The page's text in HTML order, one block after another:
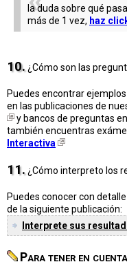
la duda sobre qué
más de 1 vez, haz
10.¿Cómo son las
Puedes encontrar
en las publicaciones de
y bancos de preguntas
también encuentras
Interactiva
11.¿Cómo interpreto los
Puedes conocer con
de la siguiente publicación:
Interprete sus
Para tener en cuenta